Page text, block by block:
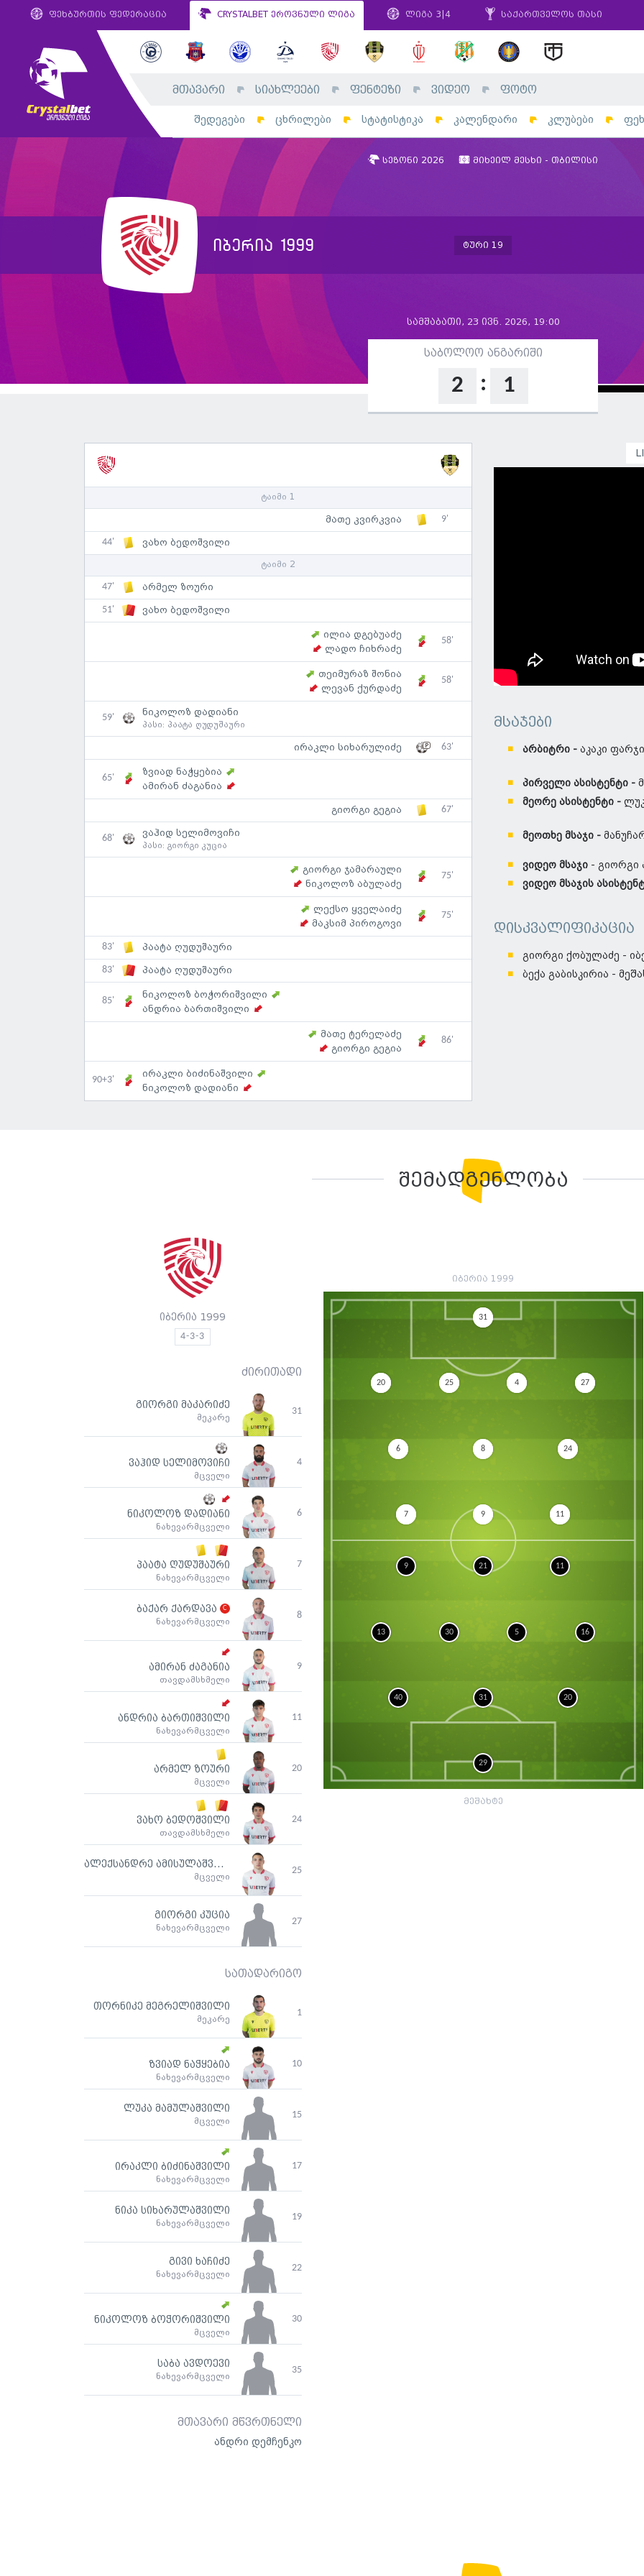
ფეხბურთის ფედერაცია CRYSTALBET ეროვნული ლიგა ლიგა 3|4 საქართველოს თასი
მთავარი სიახლეები ფენტეზი ვიდეო ფოტო
შედეგები ცხრილები სტატისტიკა კალენდარი კლუბები
სეზონი 2026 მიხეილ მესხი - თბილისი
იბერია 1999 ტური 19
სამშაბათი, 23 ივნ. 2026, 19:00
საბოლოო ანგარიში
2 : 1
ტაიმი 1
მათე კვირკვია 9'
44' ვახო ბედოშვილი
ტაიმი 2
47' არმელ ზოური
51' ვახო ბედოშვილი
ილია დგებუაძე
ლადო ჩიხრაძე
58'
თეიმურაზ შონია
ლევან ქურდაძე
58'
59' ნიკოლოზ დადიანი
პასი: პაატა ღუდუშაური
ირაკლი სიხარულიძე 63'
65'
ზვიად ნაჭყებია
ამირან ძაგანია
გიორგი გეგია 67'
68' ვაჰიდ სელიმოვიჩი
პასი: გიორგი კუცია
გიორგი ჯამარაული
ნიკოლოზ აბულაძე
75'
ლექსო ყველაიძე
მაკსიმ პიროგოვი
75'
83' პაატა ღუდუშაური
83' პაატა ღუდუშაური
85'
ნიკოლოზ ბოჭორიშვილი
ანდრია ბართიშვილი
მათე ტერელაძე
გიორგი გეგია
86'
90+3'
ირაკლი ბიძინაშვილი
ნიკოლოზ დადიანი
მსაჯები
არბიტრი - აკაკი
პირველი ასისტენტი -
მეორე ასისტენტი -
მეოთხე მსაჯი -
ვიდეო მსაჯი - გიორგი
ვიდეო მსაჯის
დისკვალიფიკაცია
გიორგი ქობულაძე -
ბექა გაბისკირია -
შემადგენლობა
იბერია 1999
4-3-3
ძირითადი
31
გიორგი მაკარიძე
მეკარე
4
ვაჰიდ სელიმოვიჩი
მცველი
6
ნიკოლოზ დადიანი
ნახევარმცველი
7
პაატა ღუდუშაური
ნახევარმცველი
8
ბაქარ ქარდავა
ნახევარმცველი
9
ამირან ძაგანია
თავდამსხმელი
11
ანდრია ბართიშვილი
ნახევარმცველი
20
არმელ ზოური
მცველი
24
ვახო ბედოშვილი
თავდამსხმელი
25
ალექსანდრე ამისულაშვილი
მცველი
27
გიორგი კუცია
ნახევარმცველი
სათადარიგო
1
თორნიკე მეგრელიშვილი
მეკარე
10
ზვიად ნაჭყებია
ნახევარმცველი
15
ლუკა მამულაშვილი
მცველი
17
ირაკლი ბიძინაშვილი
ნახევარმცველი
19
ნიკა სიხარულაშვილი
ნახევარმცველი
22
გივი ხაჩიძე
ნახევარმცველი
30
ნიკოლოზ ბოჭორიშვილი
მცველი
35
საბა ავდოევი
ნახევარმცველი
მთავარი მწვრთნელი
ანდრი დემჩენკო
იბერია 1999
31
20 25 4 27
6 8 24
7 9 11
29
20
31
40
16
5
30
13
11
21
9
მეშახტე